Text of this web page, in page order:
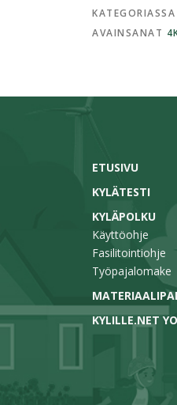
KATEGORIASSA
AVAINSANAT
ETUSIVU
KYLÄTESTI
KYLÄPOLKU
Käyttöohje
Fasilitointiohje
Työpajalomake
KYLILLE.NET